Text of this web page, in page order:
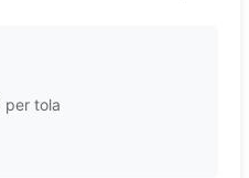
per tola